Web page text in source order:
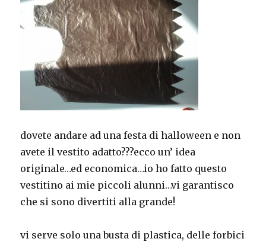
dovete andare ad una festa di halloween e non
avete il vestito adatto???ecco un’ idea
originale…ed economica…io ho fatto questo
vestitino ai mie piccoli alunni…vi garantisco
che si sono divertiti alla grande!
vi serve solo una busta di plastica, delle forbici